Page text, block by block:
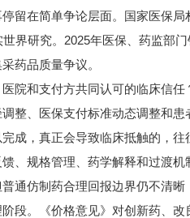
在简单争论层面。国家医保局
界研究。2025年医保、药监部
药品质量争议。
和支付方共同认可的临床信任
整、医保支付标准动态调整和患
，真正会导致临床抵触的，往
、规格管理、药学解释和过渡机
通仿制药合理回报边界仍不清晰
。《价格意见》对创新药、改